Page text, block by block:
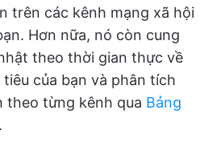
trên các kênh mạng xã hội
Hơn nữa, nó còn cung
theo thời gian thực về
tiêu của bạn và phân tích
theo từng kênh qua Bảng
.